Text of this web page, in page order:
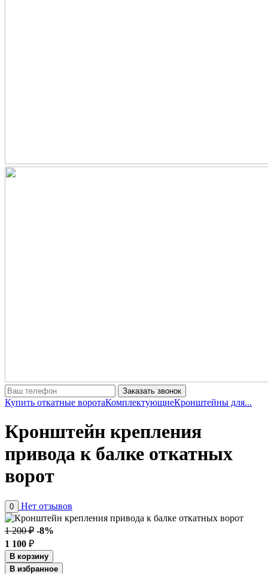
Заказать звонок
Купить откатные воротаКомплектующиеКронштейны для...
Кронштейн крепления
привода к балке откатных
ворот
0 Нет отзывов
1 200 ₽ -8%
1 100 ₽
В корзину
В избранное